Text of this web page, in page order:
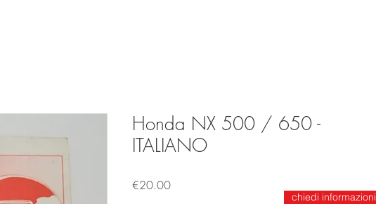
Honda NX 500 / 650 -
ITALIANO
€20.00Price
chiedi informazioni